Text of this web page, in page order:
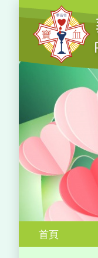
首頁